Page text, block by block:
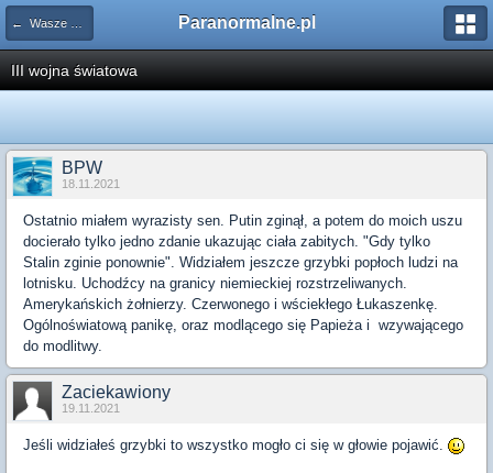
← Wasze sny i wizje Paranormalne.pl
III wojna światowa
BPW
18.11.2021
Ostatnio miałem wyrazisty sen. Putin zginął, a potem do moich uszu
docierało tylko jedno zdanie ukazując ciała zabitych. "Gdy tylko
Stalin zginie ponownie". Widziałem jeszcze grzybki popłoch ludzi na
lotnisku. Uchodźcy na granicy niemieckiej rozstrzeliwanych.
Amerykańskich żołnierzy. Czerwonego i wściekłego Łukaszenkę.
Ogólnoświatową panikę, oraz modlącego się Papieża i wzywającego
do modlitwy.
Zaciekawiony
19.11.2021
Jeśli widziałeś grzybki to wszystko mogło ci się w głowie pojawić.